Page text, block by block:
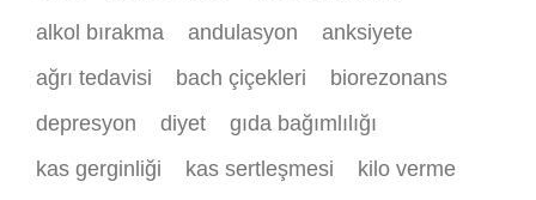
alkol bırakma
andulasyon
anksiyete
ağrı tedavisi
bach çiçekleri
biorezonans
depresyon
diyet
gıda bağımlılığı
kas gerginliği
kas sertleşmesi
kilo verme